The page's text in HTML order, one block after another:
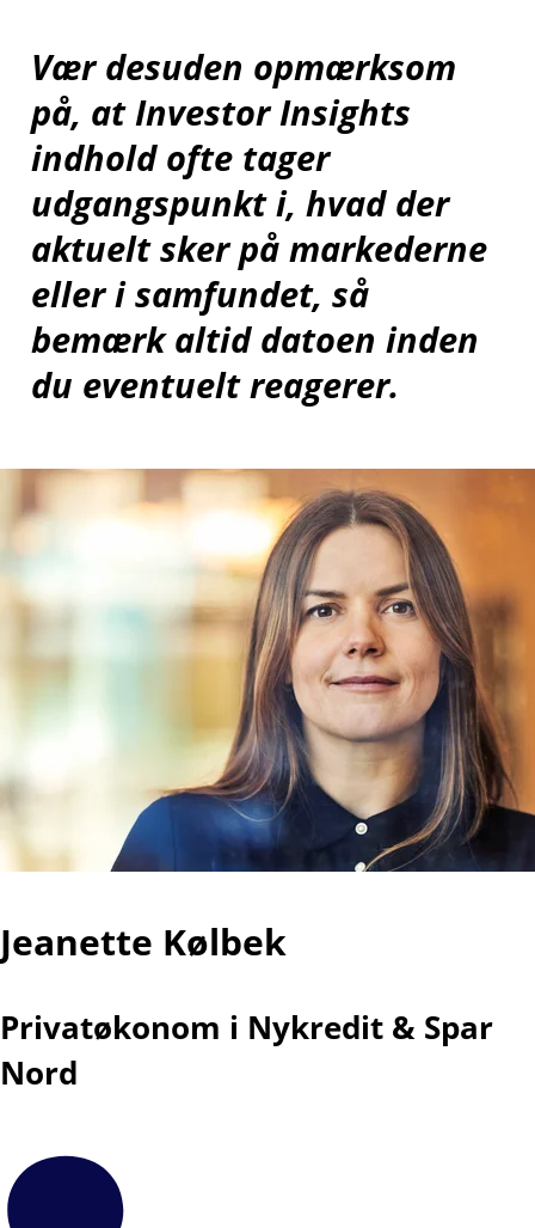
Vær desuden opmærksom
på, at Investor Insights
indhold ofte tager
udgangspunkt i, hvad der
aktuelt sker på markederne
eller i samfundet, så
bemærk altid datoen inden
du eventuelt reagerer.
Jeanette Kølbek
Privatøkonom i Nykredit & Spar
Nord